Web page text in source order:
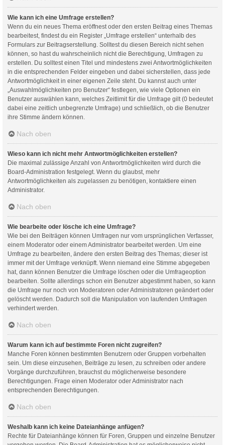
Wie kann ich eine Umfrage erstellen?
Wenn du ein neues Thema eröffnest oder den ersten Beitrag eines Themas
bearbeitest, findest du ein Register „Umfrage erstellen“ unterhalb des
Formulars zur Beitragserstellung. Solltest du diesen Bereich nicht sehen
können, so hast du wahrscheinlich nicht die Berechtigung, Umfragen zu
erstellen. Du solltest einen Titel und mindestens zwei Antwortmöglichkeiten
in die entsprechenden Felder eingeben und dabei sicherstellen, dass jede
Antwortmöglichkeit in einer eigenen Zeile steht. Du kannst auch unter
„Auswahlmöglichkeiten pro Benutzer“ festlegen, wie viele Optionen ein
Benutzer auswählen kann, welches Zeitlimit für die Umfrage gilt (0 bedeutet
dabei eine zeitlich unbegrenzte Umfrage) und schließlich, ob die Benutzer
ihre Stimme ändern können.
Nach oben
Wieso kann ich nicht mehr Antwortmöglichkeiten erstellen?
Die maximal zulässige Anzahl von Antwortmöglichkeiten wird durch die
Board-Administration festgelegt. Wenn du glaubst, mehr
Antwortmöglichkeiten als zugelassen zu benötigen, kontaktiere einen
Administrator.
Nach oben
Wie bearbeite oder lösche ich eine Umfrage?
Wie bei den Beiträgen können Umfragen nur vom ursprünglichen Verfasser,
einem Moderator oder einem Administrator bearbeitet werden. Um eine
Umfrage zu bearbeiten, ändere den ersten Beitrag des Themas; dieser ist
immer mit der Umfrage verknüpft. Wenn niemand eine Stimme abgegeben
hat, dann können Benutzer die Umfrage löschen oder die Umfrageoption
bearbeiten. Sollte allerdings schon ein Benutzer abgestimmt haben, so kann
die Umfrage nur noch von Moderatoren oder Administratoren geändert oder
gelöscht werden. Dadurch soll die Manipulation von laufenden Umfragen
verhindert werden.
Nach oben
Warum kann ich auf bestimmte Foren nicht zugreifen?
Manche Foren können bestimmten Benutzern oder Gruppen vorbehalten
sein. Um diese einzusehen, Beiträge zu lesen, zu schreiben oder andere
Vorgänge durchzuführen, brauchst du möglicherweise besondere
Berechtigungen. Frage einen Moderator oder Administrator nach
entsprechenden Berechtigungen.
Nach oben
Weshalb kann ich keine Dateianhänge anfügen?
Rechte für Dateianhänge können für Foren, Gruppen und einzelne Benutzer